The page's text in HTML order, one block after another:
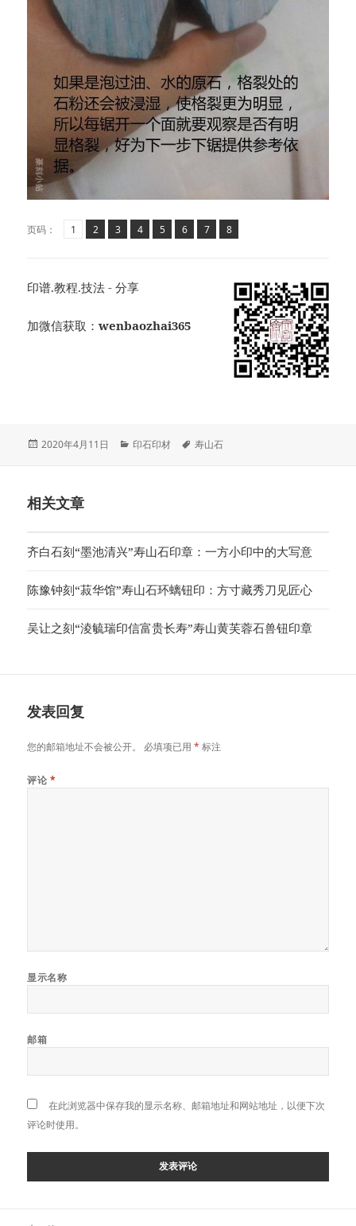
页码： 页1 ,
页
2 ,
页
3 ,
页
4 ,
页
5 ,
页
6 ,
页
7 ,
页
8
印谱.教程.技法 - 分享
加微信获取：wenbaozhai365
发
2020年4月11日
分
印石印材
标
寿山石
相关文章
齐白石刻“墨池清兴”寿山石印章：一方小印中的大写意
陈豫钟刻“菽华馆”寿山石环螭钮印：方寸藏秀刀见匠心
吴让之刻“淩毓瑞印信富贵长寿”寿山黄芙蓉石兽钮印章
发表回复
您的邮箱地址不会被公开。 必填项已用* 标注
评论 *
显示名称
邮箱
在此浏览器中保存我的显示名称、邮箱地址和网站地址，以便下次
评论时使用。